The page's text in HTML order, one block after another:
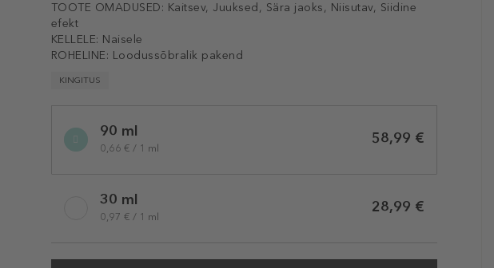
TOOTE OMADUSED: Kaitsev, Juuksed, Sära jaoks, Niisutav, Siidine
efekt
KELLELE: Naisele
ROHELINE: Loodussõbralik pakend
KINGITUS
variation90 ml
0,66 € / 1 ml
58,99 €
30 ml
0,97 € / 1 ml
28,99 €